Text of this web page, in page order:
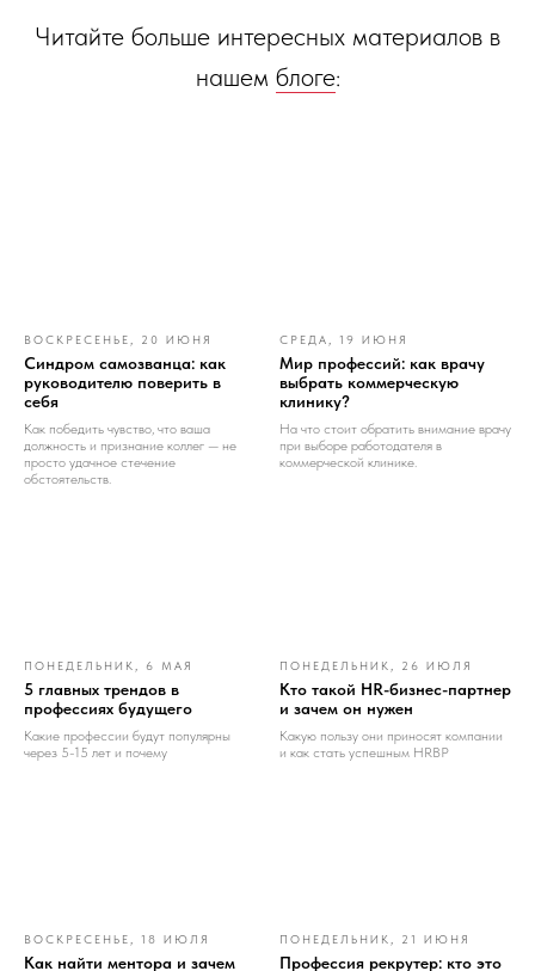
Читайте больше интересных материалов в
нашем блоге:
ВОСКРЕСЕНЬЕ, 20 ИЮНЯ
Синдром самозванца: как
руководителю поверить в
себя
Как победить чувство, что ваша
должность и признание коллег — не
просто удачное стечение
обстоятельств.
СРЕДА, 19 ИЮНЯ
Мир профессий: как врачу
выбрать коммерческую
клинику?
На что стоит обратить внимание врачу
при выборе работодателя в
коммерческой клинике.
ПОНЕДЕЛЬНИК, 6 МАЯ
5 главных трендов в
профессиях будущего
Какие профессии будут популярны
через 5-15 лет и почему
ПОНЕДЕЛЬНИК, 26 ИЮЛЯ
Кто такой HR-бизнес-партнер
и зачем он нужен
Какую пользу они приносят компании
и как стать успешным HRBP
ВОСКРЕСЕНЬЕ, 18 ИЮЛЯ
Как найти ментора и зачем
ПОНЕДЕЛЬНИК, 21 ИЮНЯ
Профессия рекрутер: кто это